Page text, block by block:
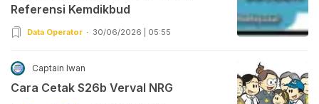
Referensi Kemdikbud
Data Operator 30/06/2026 | 05:55
Captain Iwan
Cara Cetak S26b Verval NRG